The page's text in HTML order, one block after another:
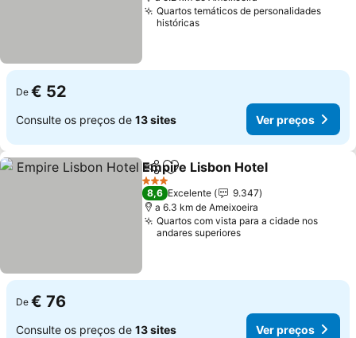
Quartos temáticos de personalidades
históricas
De € 52
Consulte os preços de 13 sites Ver preços
PartilharAdicionar aos favoritos
Empire Lisbon Hotel
3 Estrelas
8,6 Excelente
9.347
a 6.3 km de Ameixoeira
Quartos com vista para a cidade nos
andares superiores
De € 76
Consulte os preços de 13 sites Ver preços